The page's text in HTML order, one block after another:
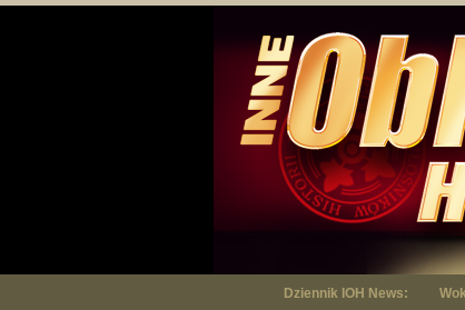
Dziennik IOH News: